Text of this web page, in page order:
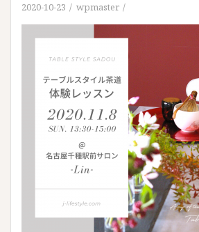
2020-10-23 wpmaster